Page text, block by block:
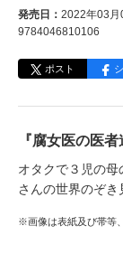
発売日： 2022年03月
9784046810106
ポスト
『腐女医の医
オタクで３児の
さんの世界のぞ
※画像は表紙及び帯等